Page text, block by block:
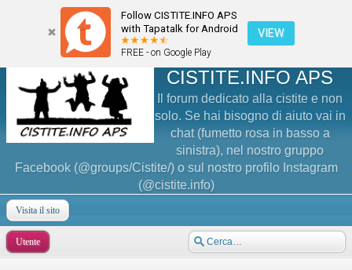
Follow CISTITE.INFO APS
with Tapatalk for Android
FREE - on Google Play
VIEW
CISTITE.INFO APS
Il forum dedicato alla cistite e non
solo. Se hai bisogno di aiuto vai in
chat (fumetto rosa in basso a
sinistra), nel nostro gruppo
Facebook (@groups/Cistite/) o sul nostro profilo Instagram
(@cistite.info)
Visita il sito
Utente